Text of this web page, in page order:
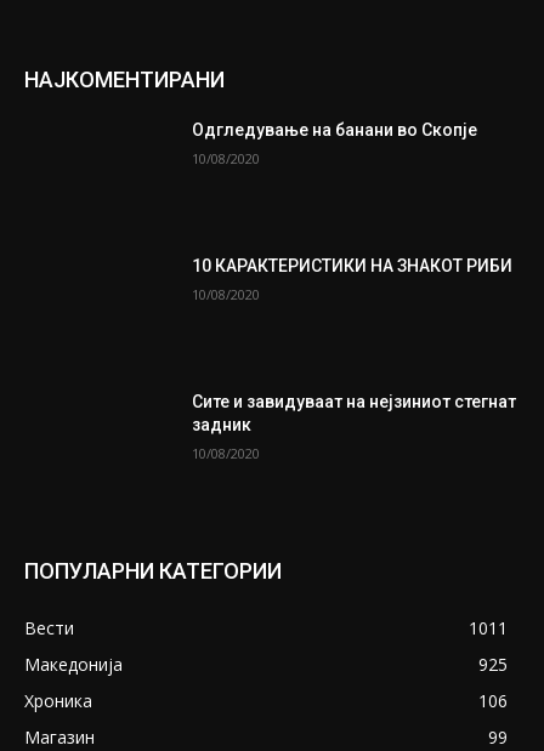
НАЈКОМЕНТИРАНИ
Одгледување на банани во Скопје
10/08/2020
10 КАРАКТЕРИСТИКИ НА ЗНАКОТ РИБИ
10/08/2020
Сите и завидуваат на нејзиниот стегнат
задник
10/08/2020
ПОПУЛАРНИ КАТЕГОРИИ
Вести
1011
Македонија
925
Хроника
106
Магазин
99